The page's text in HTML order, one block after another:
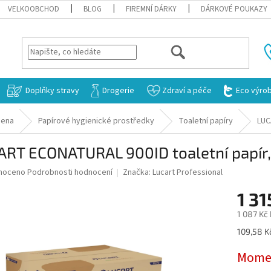
VELKOOBCHOD BLOG FIREMNÍ DÁRKY DÁRKOVÉ POUKAZY
HLEDAT
Doplňky stravy Drogerie Zdraví a péče Eco
Papírové hygienické prostředky Toaletní papíry
ECONATURAL 900ID toaletní
Podrobnosti hodnocení Značka: Lucart Professional
1
1 087 Kč
Měrná
109,58